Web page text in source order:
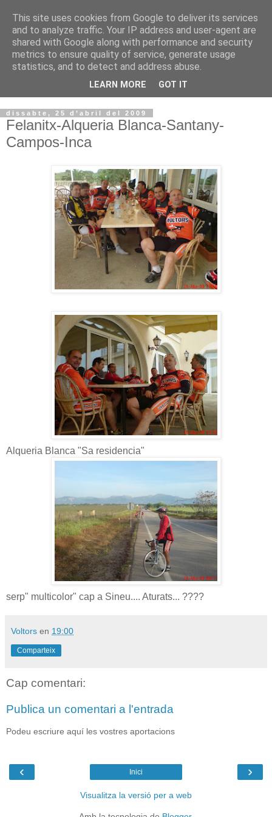
VOLTORS -2026 -
¡¡¡TENIM GANA!!!
dissabte, 25 d’abril del 2009
Felanitx-Alqueria Blanca-Santany-
Campos-Inca
Alqueria Blanca "Sa residencia"
serp" multicolor" cap a Sineu.... Aturats... ????
Voltors en 19:00
Comparteix
Cap comentari:
Publica un comentari a l'entrada
Podeu escriure aquí les vostres aportacions
‹ ›
Inici
Visualitza la versió per a web
This site uses cookies from Google to deliver its services
and to analyze traffic. Your IP address and user-agent are
shared with Google along with performance and security
metrics to ensure quality of service, generate usage
statistics, and to detect and address abuse.
LEARN MORE GOT IT